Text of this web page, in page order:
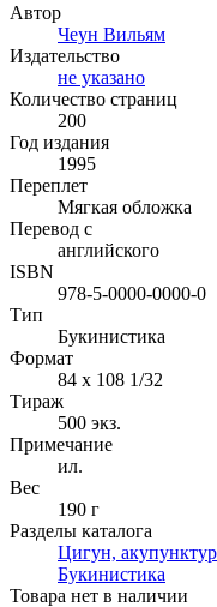
Автор
Чеун Вильям
Издательство
не указано
Количество страниц
200
Год издания
1995
Переплет
Мягкая обложка
Перевод с
английского
ISBN
978-5-0000-0000-0
Тип
Букинистика
Формат
84 x 108 1/32
Тираж
500 экз.
Примечание
ил.
Вес
190 г
Разделы каталога
Цигун,
Букинистика
Товара нет в наличии